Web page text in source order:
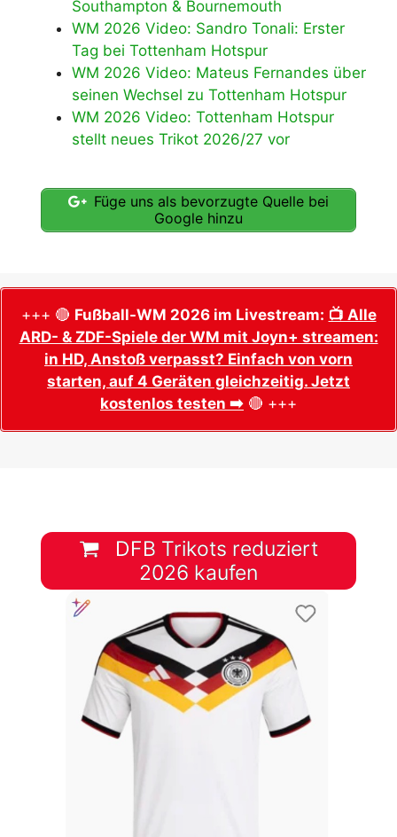
Southampton & Bournemouth
WM 2026 Video: Sandro Tonali: Erster
Tag bei Tottenham Hotspur
WM 2026 Video: Mateus Fernandes über
seinen Wechsel zu Tottenham Hotspur
WM 2026 Video: Tottenham Hotspur
stellt neues Trikot 2026/27 vor
Füge uns als bevorzugte Quelle bei
Google hinzu
+++ 🔴 Fußball-WM 2026 im Livestream: 📺 Alle
ARD- & ZDF-Spiele der WM mit Joyn+ streamen:
in HD, Anstoß verpasst? Einfach von vorn
starten, auf 4 Geräten gleichzeitig. Jetzt
kostenlos testen ➡️ 🔴 +++
DFB Trikots reduziert
2026 kaufen